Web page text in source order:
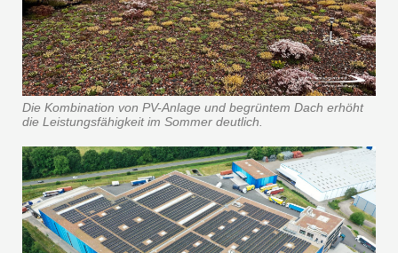
Die Kombination von PV-Anlage und begrüntem Dach erhöht
die Leistungsfähigkeit im Sommer deutlich.